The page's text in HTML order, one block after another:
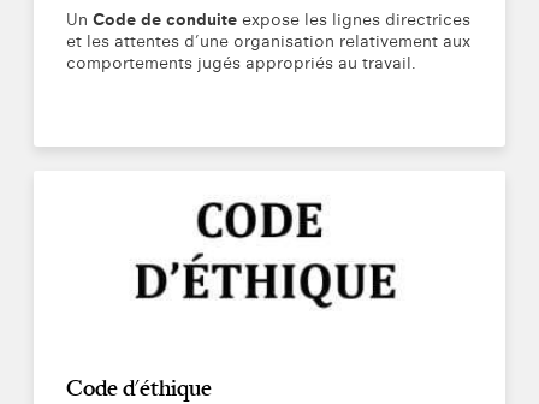
Un Code de conduite expose les lignes directrices
et les attentes d’une organisation relativement aux
comportements jugés appropriés au travail.
Code d'éthique